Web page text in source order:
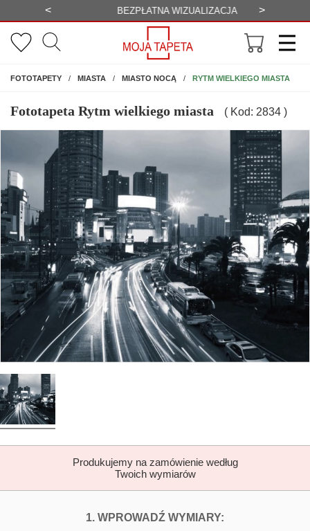
< BEZPŁATNA WIZUALIZACJA >
FOTOTAPETYNA ŚCIANĘ
MIASTA MIASTO NOCĄ RYTM WIELKIEGO MIASTA
Fototapeta Rytm wielkiego miasta ( Kod: 2834 )
Produkujemy na zamówienie według
Twoich wymiarów
1. WPROWADŹ WYMIARY: